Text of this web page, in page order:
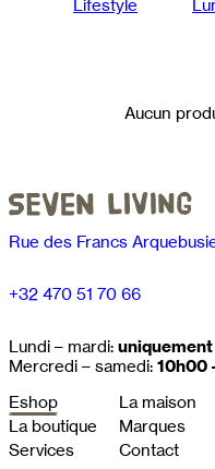
Lifestyle
Aucun
Rue des Francs
+32 470 51 70 66
Lundi – mardi:
Mercredi – samedi: 10h00
Eshop
La boutique
Services
La maison
Marques
Contact